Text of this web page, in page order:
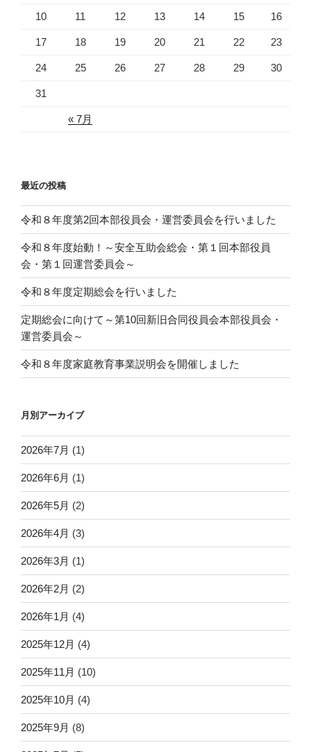
« 7月
10 11 12 13 14 15 16
17 18 19 20 21 22 23
24 25 26 27 28 29 30
31
最近の投稿
令和８年度第2回本部役員会・運営委員会を行いました
令和８年度始動！～安全互助会総会・第１回本部役員
会・第１回運営委員会～
令和８年度定期総会を行いました
定期総会に向けて～第10回新旧合同役員会本部役員会・
運営委員会～
令和８年度家庭教育事業説明会を開催しました
月別アーカイブ
2026年7月 (1)
2026年6月 (1)
2026年5月 (2)
2026年4月 (3)
2026年3月 (1)
2026年2月 (2)
2026年1月 (4)
2025年12月 (4)
2025年11月 (10)
2025年10月 (4)
2025年9月 (8)